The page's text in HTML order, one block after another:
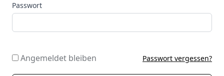
Passwort
Angemeldet bleiben Passwort vergessen?